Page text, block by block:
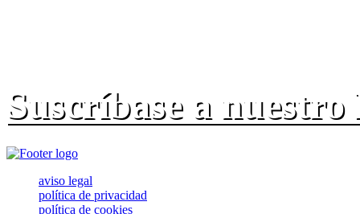
Suscríbase a
aviso legal
política de privacidad
política de cookies